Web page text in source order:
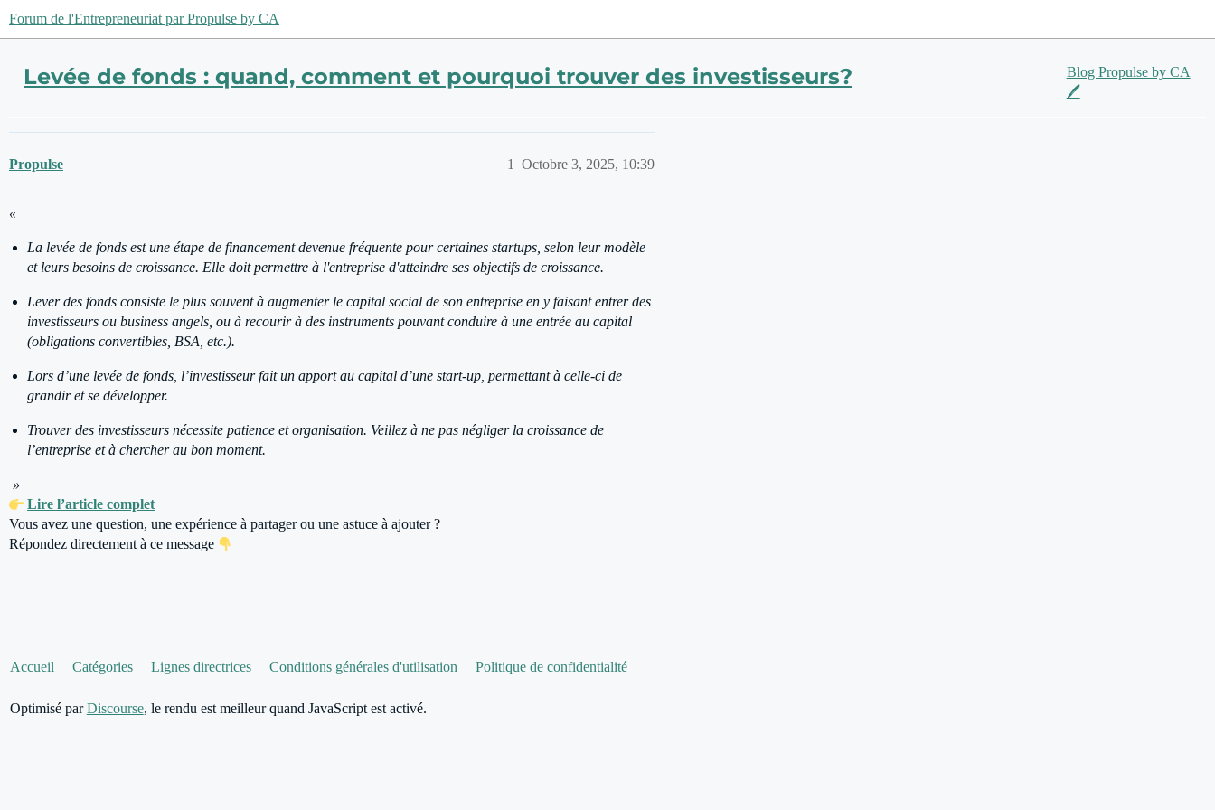
Forum de l'Entrepreneuriat par Propulse by CA
Levée de fonds : quand, comment et pourquoi trouver des investisseurs?
Blog Propulse by CA
🖊️
Propulse Octobre 3, 2025, 10:39
1
«
La levée de fonds est une étape de financement devenue fréquente pour certaines startups, selon leur modèle
et leurs besoins de croissance. Elle doit permettre à l'entreprise d'atteindre ses objectifs de croissance.
Lever des fonds consiste le plus souvent à augmenter le capital social de son entreprise en y faisant entrer des
investisseurs ou business angels, ou à recourir à des instruments pouvant conduire à une entrée au capital
(obligations convertibles, BSA, etc.).
Lors d’une levée de fonds, l’investisseur fait un apport au capital d’une start-up, permettant à celle-ci de
grandir et se développer.
Trouver des investisseurs nécessite patience et organisation. Veillez à ne pas négliger la croissance de
l’entreprise et à chercher au bon moment.
»
Lire l’article complet
Vous avez une question, une expérience à partager ou une astuce à ajouter ?
Répondez directement à ce message
Accueil Catégories Lignes directrices Conditions générales d'utilisation Politique de confidentialité
Optimisé parDiscourse, le rendu est meilleur quand JavaScript est activé.